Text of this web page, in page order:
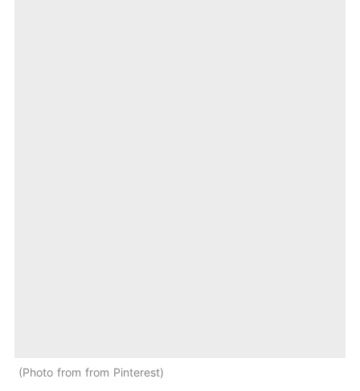
Photo from from Pinterest